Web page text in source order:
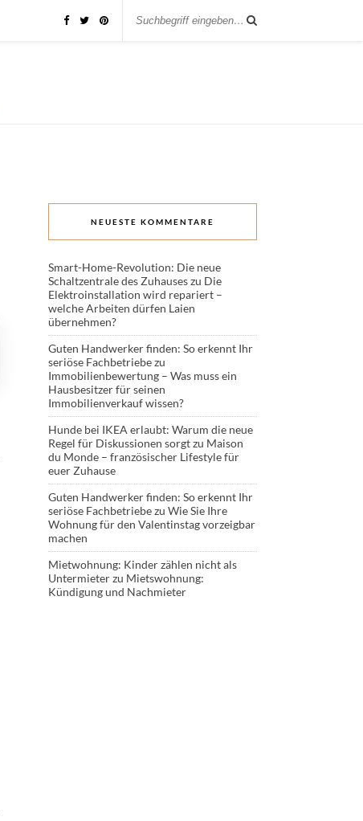
NEUESTE KOMMENTARE
Smart-Home-Revolution: Die neue
Schaltzentrale des Zuhauseszu Die
Elektroinstallation wird repariert –
welche Arbeiten dürfen Laien
übernehmen?
Guten Handwerker finden: So erkennt Ihr
seriöse Fachbetriebezu
Immobilienbewertung – Was muss ein
Hausbesitzer für seinen
Immobilienverkauf wissen?
Hunde bei IKEA erlaubt: Warum die neue
Regel für Diskussionen sorgtzu Maison
du Monde – französischer Lifestyle für
euer Zuhause
Guten Handwerker finden: So erkennt Ihr
seriöse Fachbetriebezu Wie Sie Ihre
Wohnung für den Valentinstag vorzeigbar
machen
Mietwohnung: Kinder zählen nicht als
Untermieterzu Mietswohnung:
Kündigung und Nachmieter